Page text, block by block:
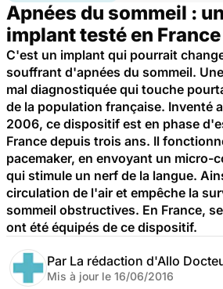
Apnées du sommeil :
implant testé en France
C'est un implant qui pourrait
souffrant d'apnées du sommeil.
mal diagnostiquée qui touche
de la population française. Inventé
2006, ce dispositif est en phase
France depuis trois ans. Il
pacemaker, en envoyant un micro-
qui stimule un nerf de la langue.
circulation de l'air et empêche la
sommeil obstructives. En France,
ont été équipés de ce dispositif.
Par La rédaction d'Allo
Mis à jour le 16/06/2016